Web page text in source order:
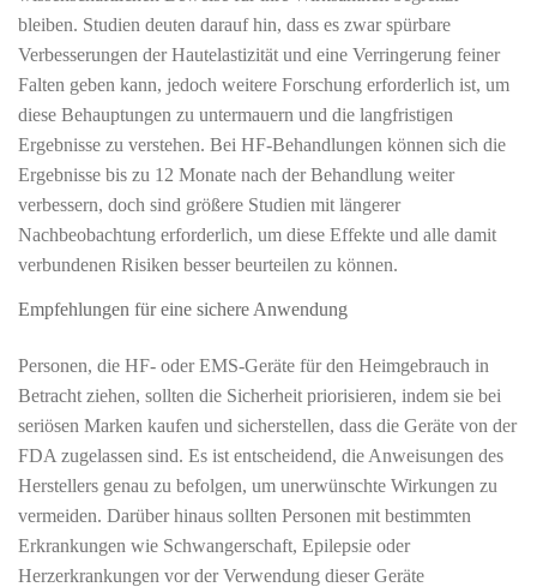
bleiben. Studien deuten darauf hin, dass es zwar spürbare
Verbesserungen der Hautelastizität und eine Verringerung feiner
Falten geben kann, jedoch weitere Forschung erforderlich ist, um
diese Behauptungen zu untermauern und die langfristigen
Ergebnisse zu verstehen. Bei HF-Behandlungen können sich die
Ergebnisse bis zu 12 Monate nach der Behandlung weiter
verbessern, doch sind größere Studien mit längerer
Nachbeobachtung erforderlich, um diese Effekte und alle damit
verbundenen Risiken besser beurteilen zu können.
Empfehlungen für eine sichere Anwendung
Personen, die HF- oder EMS-Geräte für den Heimgebrauch in
Betracht ziehen, sollten die Sicherheit priorisieren, indem sie bei
seriösen Marken kaufen und sicherstellen, dass die Geräte von der
FDA zugelassen sind. Es ist entscheidend, die Anweisungen des
Herstellers genau zu befolgen, um unerwünschte Wirkungen zu
vermeiden. Darüber hinaus sollten Personen mit bestimmten
Erkrankungen wie Schwangerschaft, Epilepsie oder
Herzerkrankungen vor der Verwendung dieser Geräte